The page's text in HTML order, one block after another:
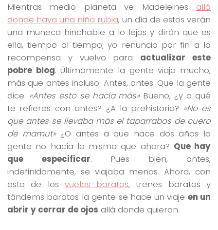
Mientras medio planeta ve Madeleines allá
donde haya una niña rubia, un día de estos verán
una muñeca hinchable a lo lejos y dirán que es
ella, tiempo al tiempo; yo renuncio por fin a la
recompensa y vuelvo para actualizar este
pobre blog. Últimamente la gente viaja mucho,
más que antes incluso. Antes, antes. Que la gente
dice: «Antes esto se hacía más»Bueno, ¿y a qué
te refieres con antes? ¿A la prehistoria? «No es
que antes se llevaba más el taparrabos de cuero
de mamut»¿O antes a que hace dos años la
gente no hacía lo mismo que ahora? Que hay
que especificar. Pues bien, antes,
indefinidamente, se viajaba menos. Ahora, con
esto de los vuelos baratos, trenes baratos y
tándems baratos la gente se hace un viaje en un
abrir y cerrar de ojos allá donde quieran.